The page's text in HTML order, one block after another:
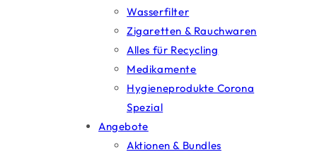
Wasserfilter
Zigaretten & Rauchwaren
Alles für Recycling
Medikamente
Hygieneprodukte Corona
Spezial
Angebote
Aktionen & Bundles